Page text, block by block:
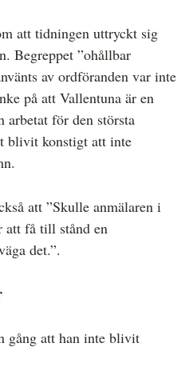
att tidningen uttryckt sig
Begreppet ”ohållbar
av ordföranden var inte
på att Vallentuna är en
arbetat för den största
blivit konstigt att inte
att ”Skulle anmälaren i
att få till stånd en
det.”.
gång att han inte blivit